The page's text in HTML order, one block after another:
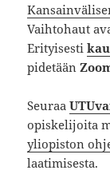
Vaihtohaut
Erityisesti
pidetään
Seuraa
opiskelijoita
yliopiston
laatimisesta.